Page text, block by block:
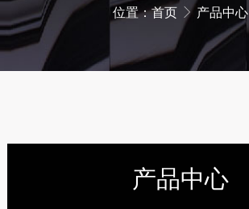
位置：首页 产品中心
产品中心